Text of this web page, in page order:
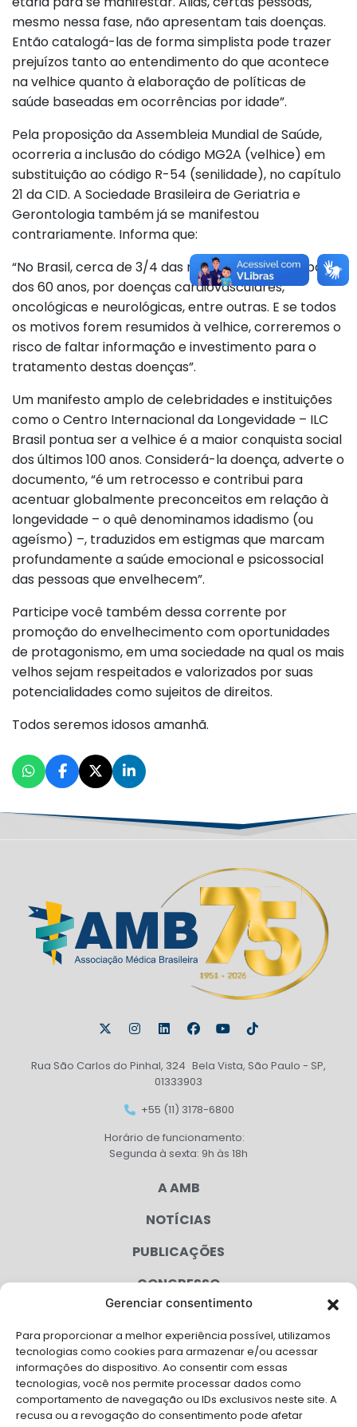
Gerenciar consentimento
Para proporcionar a melhor experiência possível, utilizamos
tecnologias como cookies para armazenar e/ou acessar
informações do dispositivo. Ao consentir com essas
tecnologias, você nos permite processar dados como
comportamento de navegação ou IDs exclusivos neste site. A
recusa ou a revogação do consentimento pode afetar
mesmo nessa fase, não apresentam tais doenças.
Então catalogá-las de forma simplista pode trazer
prejuízos tanto ao entendimento do que acontece
na velhice quanto à elaboração de políticas de
saúde baseadas em ocorrências por idade”.
Pela proposição da Assembleia Mundial de Saúde,
ocorreria a inclusão do código MG2A (velhice) em
substituição ao código R-54 (senilidade), no capítulo
21 da CID. A Sociedade Brasileira de Geriatria e
Gerontologia também já se manifestou
contrariamente. Informa que:
“No Brasil, cerca de 3/4 das mortes ocorrem a partir
dos 60 anos, por doenças cardiovasculares,
oncológicas e neurológicas, entre outras. E se todos
os motivos forem resumidos à velhice, correremos o
risco de faltar informação e investimento para o
tratamento destas doenças”.
Um manifesto amplo de celebridades e instituições
como o Centro Internacional da Longevidade – ILC
Brasil pontua ser a velhice é a maior conquista social
dos últimos 100 anos. Considerá-la doença, adverte o
documento, “é um retrocesso e contribui para
acentuar globalmente preconceitos em relação à
longevidade – o quê denominamos idadismo (ou
ageísmo) –, traduzidos em estigmas que marcam
profundamente a saúde emocional e psicossocial
das pessoas que envelhecem”.
Participe você também dessa corrente por
promoção do envelhecimento com oportunidades
de protagonismo, em uma sociedade na qual os mais
velhos sejam respeitados e valorizados por suas
potencialidades como sujeitos de direitos.
Todos seremos idosos amanhã.
Rua São Carlos do Pinhal, 324 Bela Vista, São Paulo - SP,
01333903
+55 (11) 3178-6800
Horário de funcionamento:
Segunda à sexta: 9h às 18h
A AMB
NOTÍCIAS
PUBLICAÇÕES
CONGRESSO
CAMPANHAS
SERVIÇOS
FILIADAS